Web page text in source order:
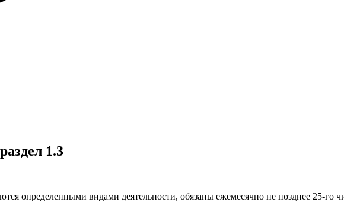
1.3
определенными видами деятельности, обязаны ежемесячно не позднее 25-го